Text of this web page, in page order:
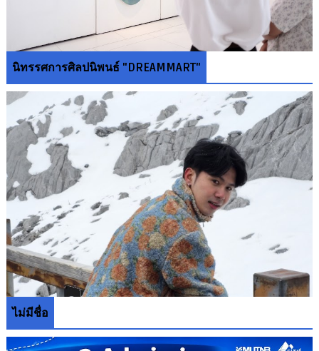
นิทรรศการศิลปนิพนธ์ "DREAMMART"
ไม่มีชื่อ